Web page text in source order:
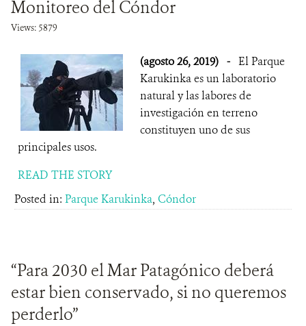
Monitoreo del Cóndor
Views: 5879
(agosto 26, 2019) - El Parque
Karukinka es un laboratorio
natural y las labores de
investigación en terreno
constituyen uno de sus
principales usos.
READ THE STORY
Posted in: Parque Karukinka, Cóndor
“Para 2030 el Mar Patagónico deberá
estar bien conservado, si no queremos
perderlo”